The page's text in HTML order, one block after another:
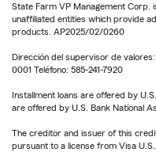
State Farm VP Management
unaffiliated entities which provide
products. AP2025/02/0260
Dirección del supervisor de valores:
0001 Teléfono: 585-241-7920
Installment loans are offered by
are offered by U.S. Bank National
The creditor and issuer of this
pursuant to a license from Visa